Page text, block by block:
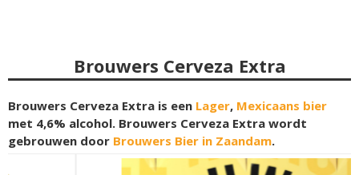
Brouwers Cerveza Extra
Brouwers Cerveza Extra is een Lager, Mexicaans bier
met 4,6% alcohol. Brouwers Cerveza Extra wordt
gebrouwen door Brouwers Bier in Zaandam.